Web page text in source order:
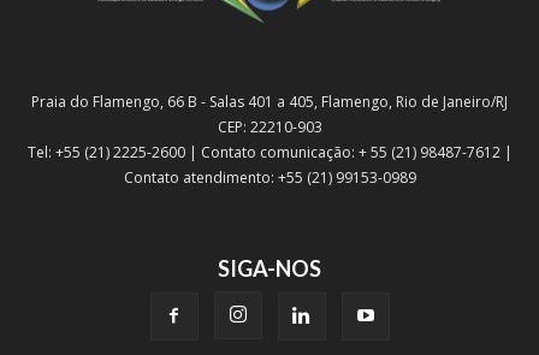
Praia do Flamengo, 66 B - Salas 401 a 405, Flamengo, Rio de Janeiro/RJ
CEP: 22210-903
Tel: +55 (21) 2225-2600 | Contato comunicação: + 55 (21) 98487-7612 |
Contato atendimento: +55 (21) 99153-0989
SIGA-NOS